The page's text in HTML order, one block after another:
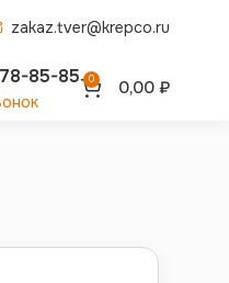
zakaz.tver@krepco.ru
85-85 0 0,00 ₽